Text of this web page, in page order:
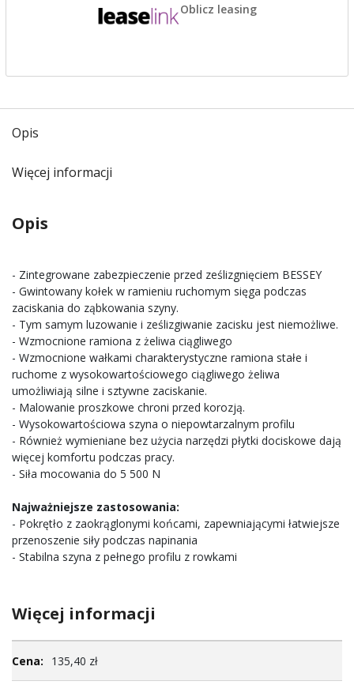
Oblicz leasing
Opis
Więcej informacji
Opis
- Zintegrowane zabezpieczenie przed ześlizgnięciem BESSEY
- Gwintowany kołek w ramieniu ruchomym sięga podczas
zaciskania do ząbkowania szyny.
- Tym samym luzowanie i ześlizgiwanie zacisku jest niemożliwe.
- Wzmocnione ramiona z żeliwa ciągliwego
- Wzmocnione wałkami charakterystyczne ramiona stałe i
ruchome z wysokowartościowego ciągliwego żeliwa
umożliwiają silne i sztywne zaciskanie.
- Malowanie proszkowe chroni przed korozją.
- Wysokowartościowa szyna o niepowtarzalnym profilu
- Również wymieniane bez użycia narzędzi płytki dociskowe dają
więcej komfortu podczas pracy.
- Siła mocowania do 5 500 N
Najważniejsze zastosowania:
- Pokrętło z zaokrąglonymi końcami, zapewniającymi łatwiejsze
przenoszenie siły podczas napinania
- Stabilna szyna z pełnego profilu z rowkami
Więcej informacji
informacji135,40 zł